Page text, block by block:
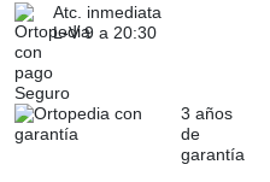
Atc. inmediata
L-V 9 a 20:30
3 años
de
garantía